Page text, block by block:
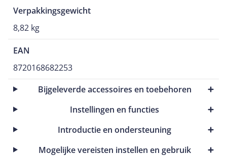
Verpakkingsgewicht
8,82 kg
EAN
8720168682253
Bijgeleverde accessoires en toebehoren
Instellingen en functies
Introductie en ondersteuning
Mogelijke vereisten instellen en gebruik